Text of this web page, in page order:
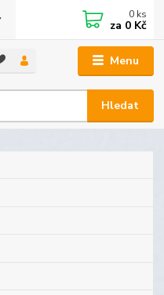
Menu
Hledat
0 ks
za 0 Kč